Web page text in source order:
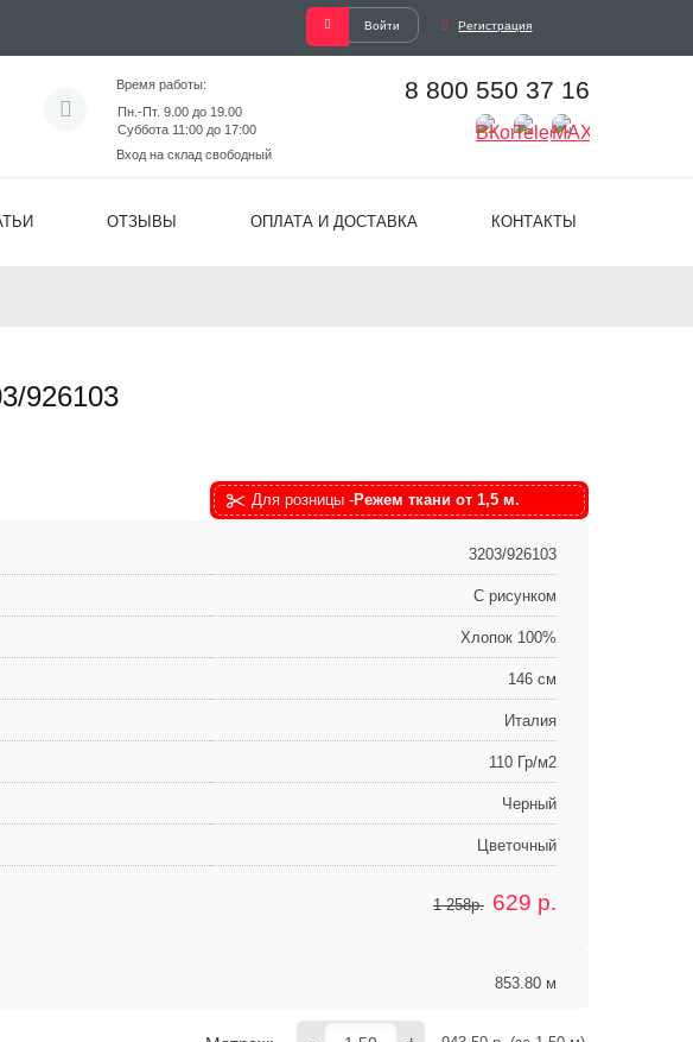
Войти Регистрация
Время работы:
Пн.-Пт. 9.00 до 19.00
Суббота 11:00 до 17:00
Вход на склад свободный
8 800 550 37 16
ОТЗЫВЫ ОПЛАТА И ДОСТАВКА КОНТАКТЫ
926103
Для розницы -Режем ткани от 1,5 м.
3203/926103
С рисунком
Хлопок 100%
146 см
Италия
110 Гр/м2
Черный
Цветочный
1 258р. 629 р.
853.80 м